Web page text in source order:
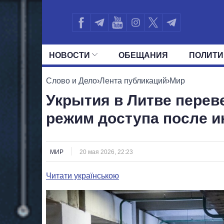
НОВОСТИ ОБЕЩАНИЯ
ВСЕ ПОЛИТИКИ ПРЕЗИДЕНТ И
Слово и Дело›Лента публикаций›Мир
Укрытия в Литве
режим доступа после
МИР 20 мая 2026, 22:23
Читати українською